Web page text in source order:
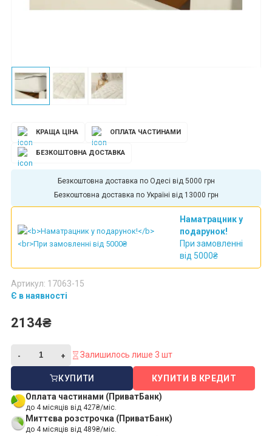
КРАЩА ЦІНА ОПЛАТА ЧАСТИНАМИ
БЕЗКОШТОВНА ДОСТАВКА
Безкоштовна доставка по Одесі від 5000 грн
Безкоштовна доставка по Україні від 13000 грн
Наматрацник у
подарунок!
При замовленні
від 5000₴
Є в наявності
Артикул: 17063-15
2134₴
Залишилось лише 3 шт
КУПИТИ
Оплата частинами (ПриватБанк)
до 4 місяців від 427₴/міс.
Миттєва розстрочка (ПриватБанк)
до 4 місяців від 489₴/міс.
КУПИТИ В КРЕДИТ